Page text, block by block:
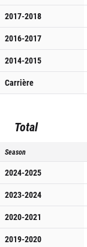
2017-2018
2016-2017
2014-2015
Carrière
Total
Season
2024-2025
2023-2024
2020-2021
2019-2020